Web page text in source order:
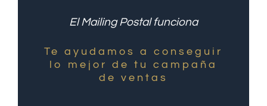
El Mailing Postal funciona
Te ayudamos a conseguir
lo mejor de tu campaña
de ventas